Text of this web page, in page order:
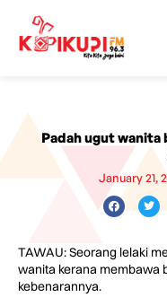
Padah ugut
January 21,
TAWAU: Seorang lelaki
wanita kerana membawa
kebenarannya.